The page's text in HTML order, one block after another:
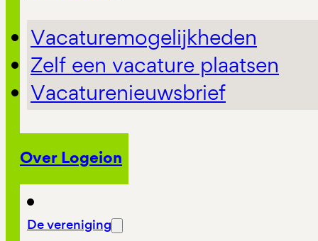
Vacaturemogelijkheden
Zelf een vacature plaatsen
Vacaturenieuwsbrief
Over Logeion
De vereniging